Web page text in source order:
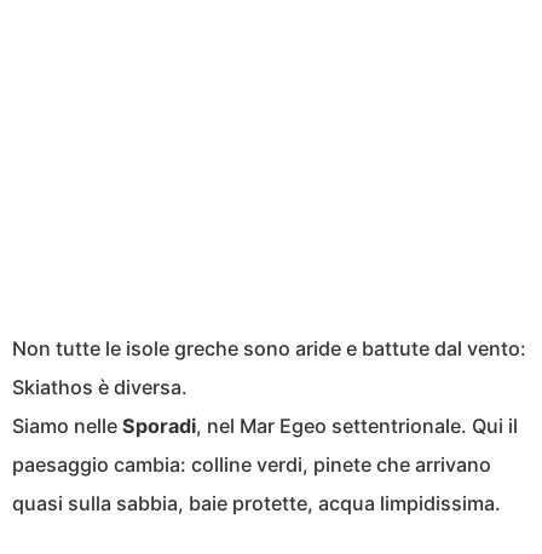
Non tutte le isole greche sono aride e battute dal vento:
Skiathos è diversa.
Siamo nelle Sporadi, nel Mar Egeo settentrionale. Qui il
paesaggio cambia: colline verdi, pinete che arrivano
quasi sulla sabbia, baie protette, acqua limpidissima.